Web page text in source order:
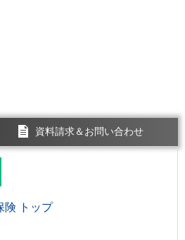
資料請求＆お問い合わせ
開く
険 トップ